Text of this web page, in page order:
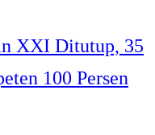
XXI Ditutup, 35
100 Persen